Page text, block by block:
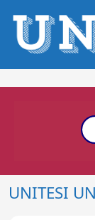
UNITESI